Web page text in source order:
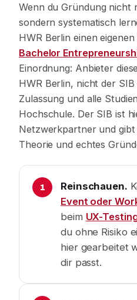
Wenn du Gründung nicht
sondern systematisch
HWR Berlin einen
Bachelor
Einordnung: Anbieter
HWR Berlin, nicht der
Zulassung und alle
Hochschule. Der SIB ist
Netzwerkpartner und gibt
Theorie und echtes
Reinschauen.
Event oder
beim UX-
du ohne Risiko
hier gearbeitet
dir passt.